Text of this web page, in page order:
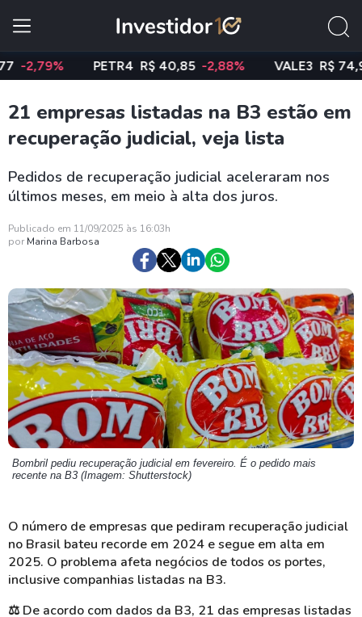
PETR4 R$ 40,85 -2,88% VALE3 R$ 74,97 -
21 empresas listadas na B3 estão em
recuperação judicial, veja lista
Pedidos de recuperação judicial aceleraram nos
últimos meses, em meio à alta dos juros.
Publicado em 11/09/2025 às 16:03h
por Marina Barbosa
Bombril pediu recuperação judicial em fevereiro. É o pedido mais
recente na B3 (Imagem: Shutterstock)
O número de empresas que pediram recuperação judicial
no Brasil bateu recorde em 2024 e segue em alta em
2025. O problema afeta negócios de todos os portes,
inclusive companhias listadas na B3.
⚖️ De acordo com dados da B3, 21 das empresas listadas